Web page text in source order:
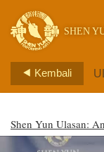
SHEN
Kembali
Shen Yun Ulasan: